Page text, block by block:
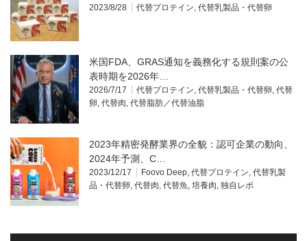
2023/8/28 代替プロテイン 代替乳製品・代替卵
米国FDA、GRAS通知を義務化する規則案の公
表時期を2026年…
2026/7/17 代替プロテイン 代替乳製品・代替卵 代替
卵 代替肉 代替脂肪／代替油脂
2023年精密発酵業界の全貌：認可企業の動向、
2024年予測、C…
2023/12/17 Foovo Deep 代替プロテイン 代替乳製
品・代替卵 代替肉 代替魚 培養肉 独自レポ